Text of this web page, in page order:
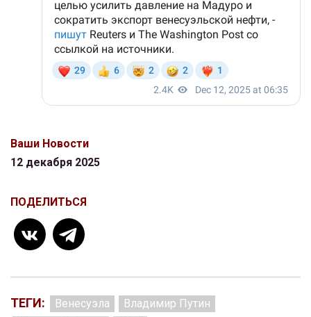
Ваши Новости
12 декабря 2025
ПОДЕЛИТЬСЯ
ТЕГИ: Венесуэла
Владимир Путин